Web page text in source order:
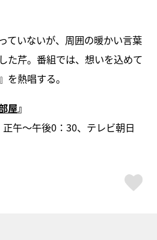
ていないが、周囲の暖かい言葉
た芹。番組では、想いを込めて
を熱唱する。
屋』
午～午後0：30、テレビ朝日